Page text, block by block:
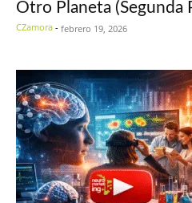
Otro Planeta (Segunda
CZamora - febrero 19, 2026